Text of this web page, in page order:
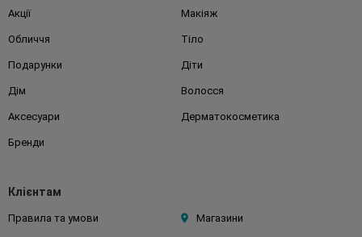
Акції Макіяж
Обличчя Тіло
Подарунки Діти
Дім Волосся
Аксесуари Дерматокосметика
Бренди
Клієнтам
Правила та умови Магазини